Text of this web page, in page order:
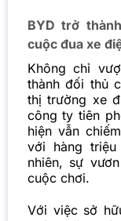
BYD trở
cuộc đua xe
Không chỉ
thành đối thủ
thị trường xe
công ty tiên
hiện vẫn
với hàng
nhiên, sự
cuộc chơi.
Với việc sở